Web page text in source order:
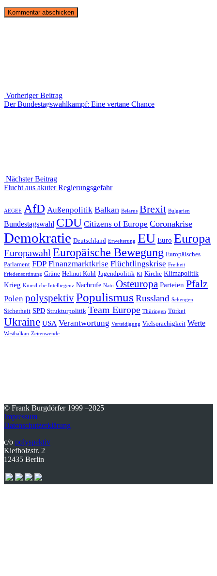
Vorheriger Beitrag
Vorheriger
Der Bundestagswahlkampf: Eine vertane Chance
Nächster Beitrag
Nächster
Flucht aus akuter Regierungsgefahr
AEGEE AfD Außenpolitik Balkan Belarus Brexit Bulgarien
Bundestagswahl CDU Citizens of Europe Coronakrise
Demokratie Deutschland Erweiterung EU Euro Europa
Europawahl Europäische Bewegung Europäisches
Parlament FDP Finanzmarktkrise Flüchtlingskrise Freiheit
Friedensordnung Grüne Helmut Kohl Jugendpolitik KI Kirche Klimapolitik
Krieg Künstliche Intelliegenz Nachrufe Nato Osteuropa Parteien Pfalz
Polen polyspektivPopulismus Russland Schengen
Sicherheit SPD Strukturpolitik Team Europe Thüringen Türkei
Ukraine USA Verantwortung Verteidigung Vielsprachigkeit Werte
Westbalkan Zeitenwende
© Frank Burgdörfer 1999 –2025
Impressum
Datenschutzerklärung
c/o polyspektiv
Kiefholzstr. 2
12435 Berlin